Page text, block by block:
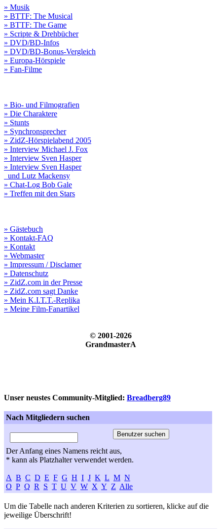
» Musik
» BTTF: The Musical
» BTTF: The Game
» Scripte & Drehbücher
» DVD/BD-Infos
» DVD/BD-Bonus-Vergleich
» Europa-Hörspiele
» Fan-Filme
» Bio- und Filmografien
» Die Charaktere
» Stunts
» Synchronsprecher
» ZidZ-Hörspielabend 2005
» Interview Michael J. Fox
» Interview Sven Hasper
» Interview Sven Hasper
und Lutz Mackensy
» Chat-Log Bob Gale
» Treffen mit den Stars
» Gästebuch
» Kontakt-FAQ
» Kontakt
» Webmaster
» Impressum / Disclamer
» Datenschutz
» ZidZ.com in der Presse
» ZidZ.com sagt Danke
» Mein K.I.T.T.-Replika
» Meine Film-Fanartikel
© 2001-2026
GrandmasterA
Unser neustes Community-Mitglied: Breadberg89
Nach Mitgliedern suchen
Der Anfang eines Namens reicht aus,
* kann als Platzhalter verwendet werden.
A B C D E F G H I J K L M N
O P Q R S T U V W X Y Z Alle
Um die Tabelle nach anderen Kriterien zu sortieren, klicke auf die
jeweilige Überschrift!